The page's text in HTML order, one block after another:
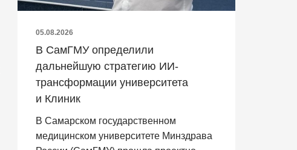
05.08.2026
В СамГМУ определили
дальнейшую стратегию ИИ-
трансформации университета
и Клиник
В Самарском государственном
медицинском университете Минздрава